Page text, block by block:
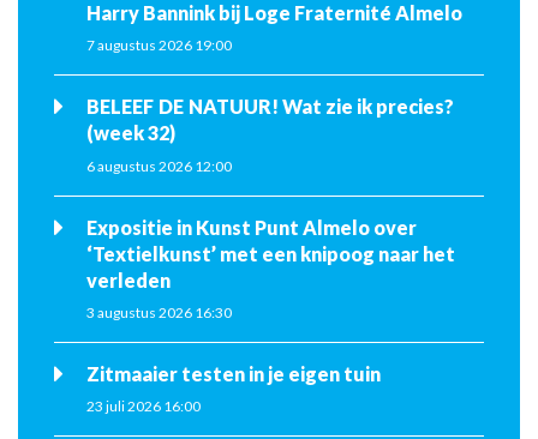
Harry Bannink bij Loge Fraternité Almelo
7 augustus 2026 19:00
BELEEF DE NATUUR! Wat zie ik precies?
(week 32)
6 augustus 2026 12:00
Expositie in Kunst Punt Almelo over
‘Textielkunst’ met een knipoog naar het
verleden
3 augustus 2026 16:30
Zitmaaier testen in je eigen tuin
23 juli 2026 16:00